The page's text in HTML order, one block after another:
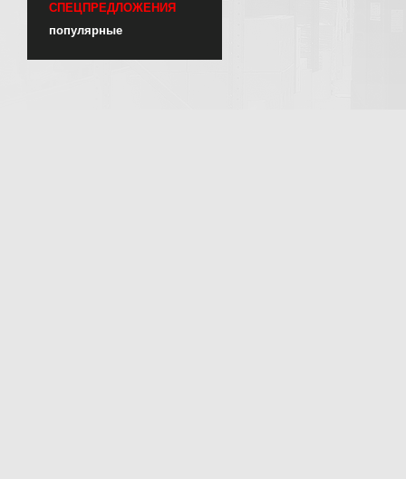
СПЕЦПРЕДЛОЖЕНИЯ
популярные